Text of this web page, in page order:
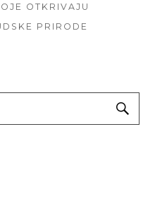
OTKRIVAJU
PRIRODE